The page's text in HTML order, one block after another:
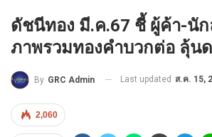
ดัชนีทอง มี.ค.67 ชี้ ผู้ค้า-นั
ภาพรวมทองคำบวกต่อ ลุ้น
By GRC Admin Last updated ส.ค. 15,
2,060